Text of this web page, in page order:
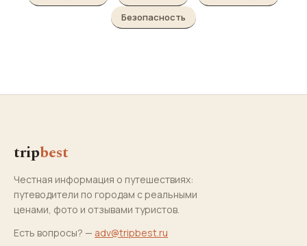
Безопасность
tripbest
Честная информация о путешествиях:
путеводители по городам с реальными
ценами, фото и отзывами туристов.
Есть вопросы? — adv@tripbest.ru